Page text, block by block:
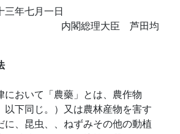
三年七月一日
内閣総理大臣 芦田均
において「農藥」とは、農作物
以下同じ。）又は農林産物を害す
に、昆虫、、ねずみその他の動植